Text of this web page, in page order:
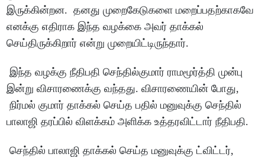
இருக்கின்றன. தனது முறைகேடுகளை மறைப்பதற்காகவே
எனக்கு எதிராக இந்த வழக்கை அவர் தாக்கல்
செய்திருக்கிறார் என்று முறையிட்டிருந்தார்.
இந்த வழக்கு நீதிபதி செந்தில்குமார் ராமமூர்த்தி முன்பு
இன்று விசாரணைக்கு வந்தது. விசாரணையின் போது,
நிர்மல் குமார் தாக்கல் செய்த பதில் மனுவுக்கு செந்தில்
பாலாஜி தரப்பில் விளக்கம் அளிக்க உத்தரவிட்டார் நீதிபதி.
செந்தில் பாலாஜி தாக்கல் செய்த மனுவுக்கு ட்விட்டர்,